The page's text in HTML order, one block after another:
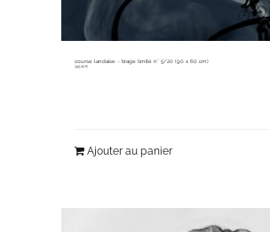
course landaise ~ tirage limité n° 5/20 (90 x 60 cm)
345,00€
Ajouter au panier